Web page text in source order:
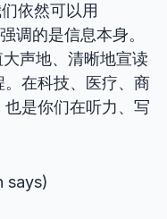
依然可以用
调的是信息本身。
声地、清晰地宣读
在科技、医疗、商
是你们在听力、写
says)